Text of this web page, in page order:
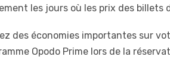
les jours où les prix des billets
des économies importantes sur
Opodo Prime lors de la